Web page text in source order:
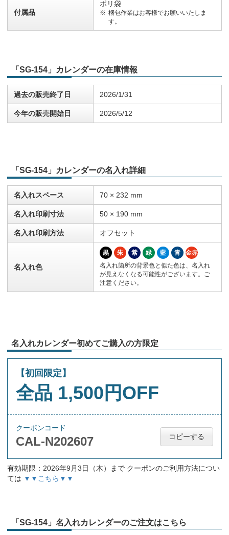
付属品
ポリ袋
梱包作業はお客様でお願いいたしま
す。
「SG-154」カレンダーの在庫情報
過去の販売終了日 2026/1/31
今年の販売開始日 2026/5/12
「SG-154」カレンダーの名入れ詳細
名入れスペース 70 × 232 mm
名入れ印刷寸法 50 × 190 mm
名入れ印刷方法 オフセット
名入れ色
黒 朱 紫 緑 藍 青
金赤
名入れ箇所の背景色と似た色は、名入れ
が見えなくなる可能性がございます。ご
注意ください。
名入れカレンダー初めてご購入の方限定
【初回限定】
全品 1,500円OFF
クーポンコード
CAL-N202607 コピーする
有効期限：2026年9月3日（木）まで クーポンのご利用方法につい
ては ▼▼こちら▼▼
「SG-154」名入れカレンダーのご注文はこちら